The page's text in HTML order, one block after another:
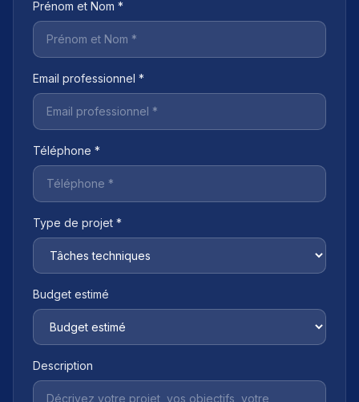
Prénom et Nom *
Email professionnel *
Téléphone *
Type de projet *
Budget estimé
Description